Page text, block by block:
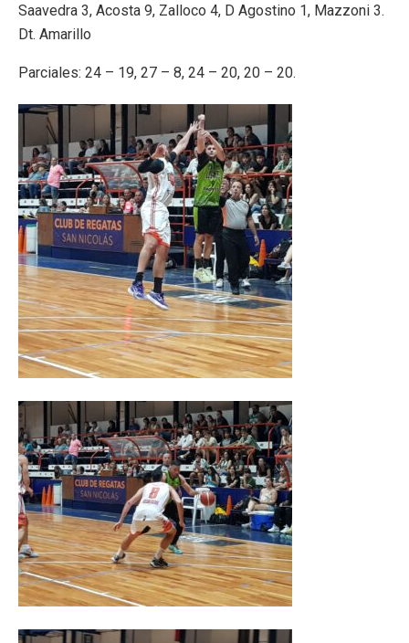
Saavedra 3, Acosta 9, Zalloco 4, D Agostino 1, Mazzoni 3.
Dt. Amarillo
Parciales: 24 – 19, 27 – 8, 24 – 20, 20 – 20.